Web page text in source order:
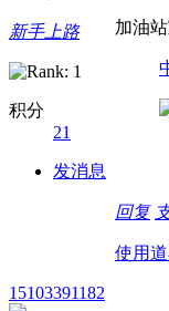
新手上路
积分
21
发消息
加油
回复
使用
15103391182